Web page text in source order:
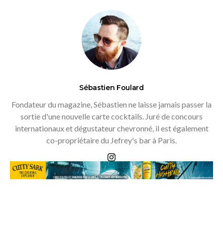
Sébastien Foulard
Fondateur du magazine, Sébastien ne laisse jamais passer la
sortie d'une nouvelle carte cocktails. Juré de concours
internationaux et dégustateur chevronné, il est également
co-propriétaire du Jefrey's bar à Paris.